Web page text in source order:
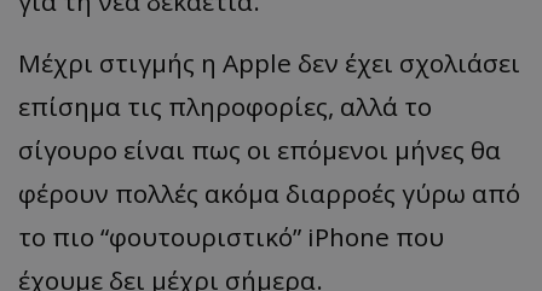
Μέχρι στιγμής η Apple δεν έχει σχολιάσει
επίσημα τις πληροφορίες, αλλά το
σίγουρο είναι πως οι επόμενοι μήνες θα
φέρουν πολλές ακόμα διαρροές γύρω από
το πιο “φουτουριστικό” iPhone που
έχουμε δει μέχρι σήμερα.